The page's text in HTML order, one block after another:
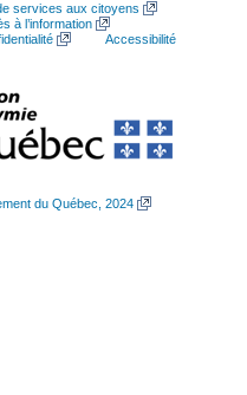
services aux citoyens
à l’information
Accessibilité
du Québec, 2024